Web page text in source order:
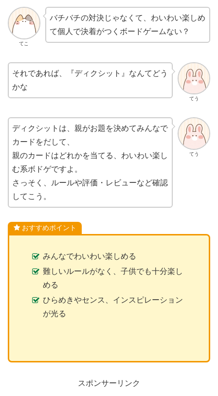
てこ
バチバチの対決じゃなくて、わいわい楽しめ
て個人で決着がつくボードゲームない？
てう
それであれば、『ディクシット』なんてどう
かな
てう
ディクシットは、親がお題を決めてみんなで
カードをだして、
親のカードはどれかを当てる、わいわい楽し
む系ボドゲですよ。
さっそく、ルールや評価・レビューなど確認
してこう。
おすすめポイント
みんなでわいわい楽しめる
難しいルールがなく、子供でも十分楽し
める
ひらめきやセンス、インスピレーション
が光る
スポンサーリンク